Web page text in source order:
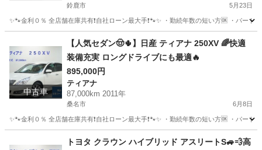
鈴鹿市 5月23日
✨🐾金利０％ 全店舗在庫共有❗️自社ローン最大手❗️🐾✨ ・勤続年数の短い方🆗 ・パー
スイフト オトロン
中古車
【人気セダン🤠🌵】日産 ティアナ 250XV 🌈快適
装備充実 ロングドライブにも最適🔥
895,000円
ティアナ
87,000km 2011年
桑名市 6月8日
✨🐾金利０％ 全店舗在庫共有❗️自社ローン最大手❗️🐾✨ ・勤続年数の短い方🆗 ・パー
ティアナ オトロン
トヨタ クラウン ハイブリッド アスリートS🚙💨高